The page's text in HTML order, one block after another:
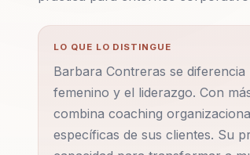
LO QUE LO DISTINGUE
Barbara Contreras se
femenino y el liderazgo. Con
combina coaching
específicas de sus clientes. Su